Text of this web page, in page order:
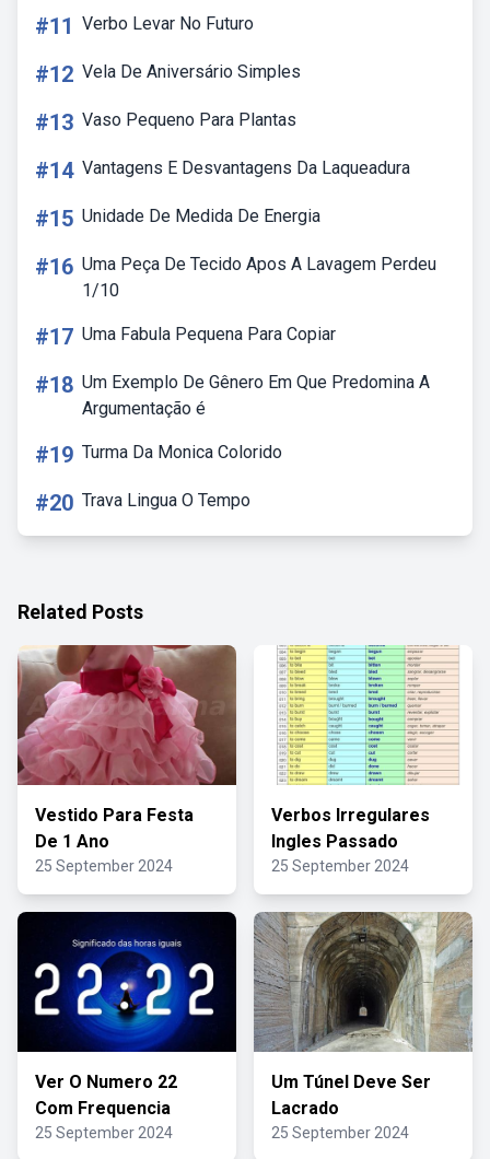
#11 Verbo Levar No Futuro
#12 Vela De Aniversário Simples
#13 Vaso Pequeno Para Plantas
#14 Vantagens E Desvantagens Da Laqueadura
#15 Unidade De Medida De Energia
#16 Uma Peça De Tecido Apos A Lavagem Perdeu
1/10
#17 Uma Fabula Pequena Para Copiar
#18 Um Exemplo De Gênero Em Que Predomina A
Argumentação é
#19 Turma Da Monica Colorido
#20 Trava Lingua O Tempo
Related Posts
Vestido Para Festa
De 1 Ano
25 September 2024
Verbos Irregulares
Ingles Passado
25 September 2024
Ver O Numero 22
Com Frequencia
25 September 2024
Um Túnel Deve Ser
Lacrado
25 September 2024